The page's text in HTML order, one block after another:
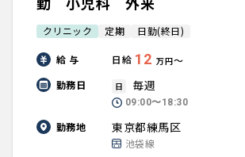
クリニック 定期 日勤(終日)
給 与 日給 12 万円〜
勤務日
日 毎週
09:00〜18:30
勤務地 東京都練馬区
池袋線